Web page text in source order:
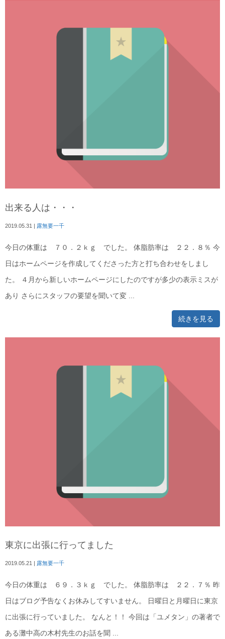
出来る人は・・・
2019.05.31 | 露無要一千
今日の体重は ７０．２ｋｇ でした。 体脂肪率は ２２．８％ 今
日はホームページを作成してくださった方と打ち合わせをしまし
た。 ４月から新しいホームページにしたのですが多少の表示ミスが
あり さらにスタッフの要望を聞いて変 ...
続きを見る
東京に出張に行ってました
2019.05.21 露無要一千
今日の体重は ６９．３ｋｇ でした。 体脂肪率は ２２．７％ 昨
日はブログ予告なくお休みしてすいません。 日曜日と月曜日に東京
に出張に行っていました。 なんと！！ 今回は「ユメタン」の著者で
ある灘中高の木村先生のお話を聞 ...